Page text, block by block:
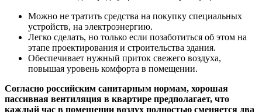
Можно не тратить средства на покупку специальных
устройств, на электроэнергию.
Легко сделать, но только если позаботиться об этом на
этапе проектирования и строительства здания.
Обеспечивает нужный приток свежего воздуха,
повышая уровень комфорта в помещении.
Согласно российским санитарным нормам, хорошая
пассивная вентиляция в квартире предполагает, что
каждый час в помещении воздух полностью сменяется два